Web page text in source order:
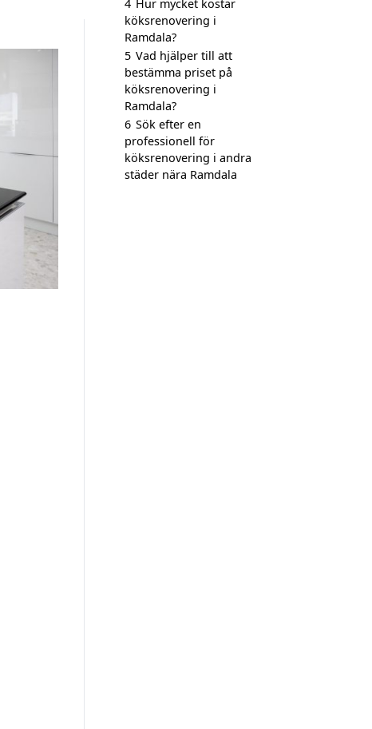
4 Hur mycket kostar
köksrenovering i
Ramdala?
5 Vad hjälper till att
bestämma priset på
köksrenovering i
Ramdala?
6 Sök efter en
professionell för
köksrenovering i andra
städer nära Ramdala